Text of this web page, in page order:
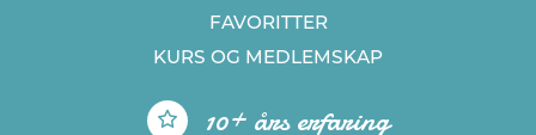
FAVORITTER
KURS OG MEDLEMSKAP
10+ års erfaring